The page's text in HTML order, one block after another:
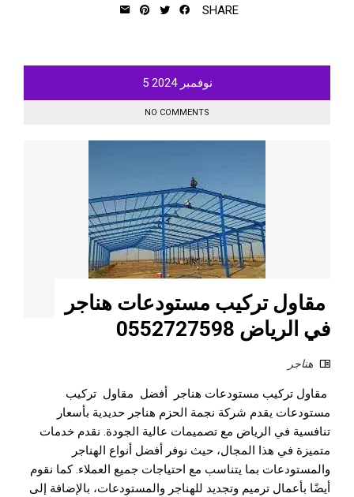
SHARE
نوفمبر 5 2024
NO COMMENTS
مقاول تركيب مستودعات هناجر
في الرياض 0552727598
هناجر
مقاول تركيب مستودعات هناجر أفضل مقاول تركيب
مستودعات يقدم شركة نجمة الحزم هناجر حديدية بأسعار
تنافسية في الرياض مع تصميمات عالية الجودة. نقدم خدمات
متميزة في هذا المجال، حيث نوفر أفضل أنواع الهناجر
والمستودعات بما يتناسب مع احتياجات جميع العملاء. كما نقوم
أيضًا بأعمال ترميم وتجديد للهناجر والمستودعات، بالإضافة إلى